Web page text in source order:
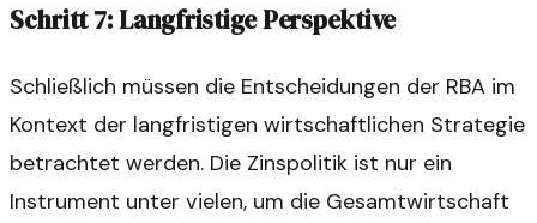
Schritt 7: Langfristige Perspektive
Schließlich müssen die Entscheidungen der RBA im
Kontext der langfristigen wirtschaftlichen Strategie
betrachtet werden. Die Zinspolitik ist nur ein
Instrument unter vielen, um die Gesamtwirtschaft